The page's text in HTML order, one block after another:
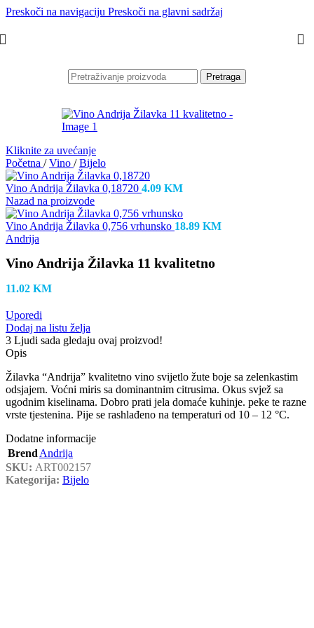
Preskoči na navigaciju Preskoči na glavni sadržaj
Pretraga
Kliknite za uvećanje
Početna / Vino / Bijelo
Vino Andrija Žilavka 0,18720 4.09 KM
Nazad na proizvode
Vino Andrija Žilavka 0,756 vrhunsko 18.89 KM
Andrija
Vino Andrija Žilavka 11 kvalitetno
11.02 KM
Uporedi
Dodaj na listu želja
3 Ljudi sada gledaju ovaj proizvod!
Opis
Žilavka “Andrija” kvalitetno vino svijetlo žute boje sa zelenkastim
odsjajem. Voćni miris sa dominantnim citrusima. Okus svjež sa
ugodnim kiselinama. Dobro prati jela domaće kuhinje. peke te razne
vrste tjestenina. Pije se rashlađeno na temperaturi od 10 – 12 °C.
Dodatne informacije
Brend Andrija
SKU: ART002157
Kategorija: Bijelo